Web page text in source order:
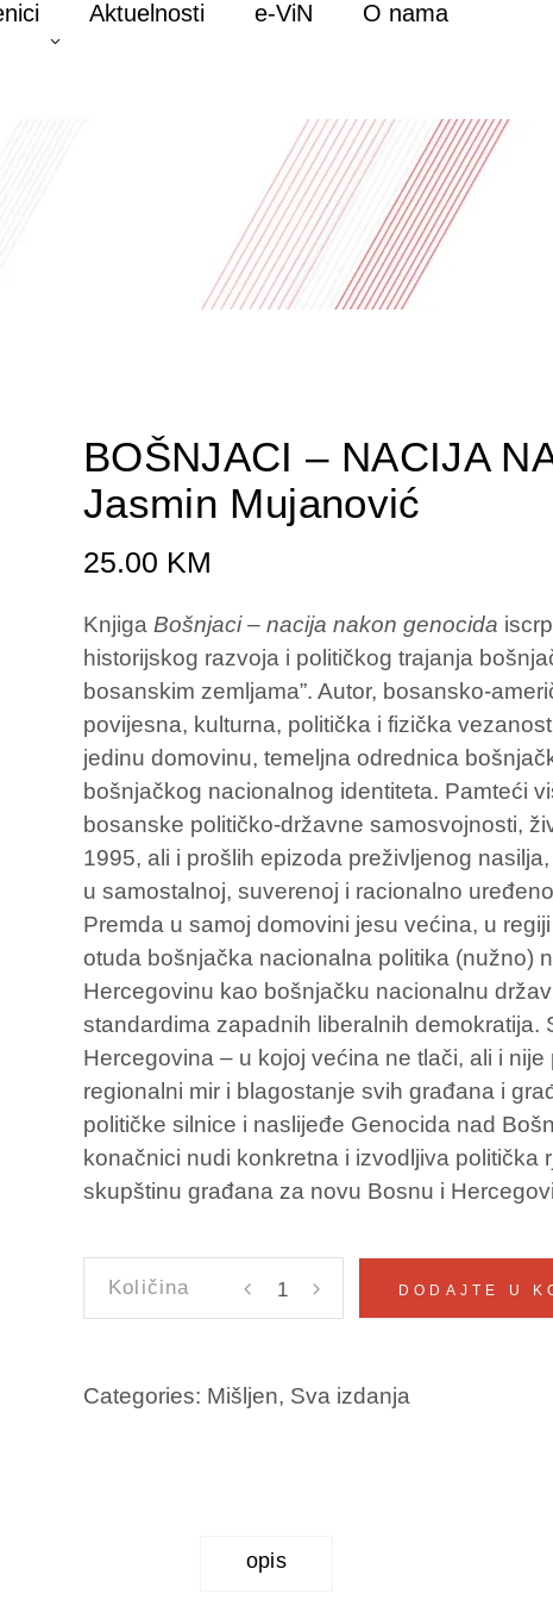
Aktuelnosti e-ViN O nama
BOŠNJACI – NACIJA
Jasmin Mujanović
25.00 KM
Knjiga Bošnjaci – nacija nakon genocida
historijskog razvoja i političkog trajanja
bosanskim zemljama”. Autor, bosansko-
povijesna, kulturna, politička i fizička
jedinu domovinu, temeljna odrednica
bošnjačkog nacionalnog identiteta. Pamteći
bosanske političko-državne samosvojnosti,
1995, ali i prošlih epizoda preživljenog
u samostalnoj, suverenoj i racionalno
Premda u samoj domovini jesu većina, u
otuda bošnjačka nacionalna politika (nužno)
Hercegovinu kao bošnjačku nacionalnu
standardima zapadnih liberalnih demokratija.
Hercegovina – u kojoj većina ne tlači, ali i
regionalni mir i blagostanje svih građana i
političke silnice i naslijeđe Genocida nad
konačnici nudi konkretna i izvodljiva politička
skupštinu građana za novu Bosnu i
GENOCIDA
DODAJTE U
Categories: Mišljen, Sva izdanja
opis